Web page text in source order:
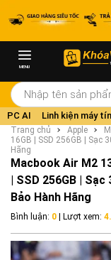
MENU
PC AI Linh kiện máy
Trang chủ Apple
16GB | SSD 256GB | Sạc
Hãng
Macbook Air M2
| SSD 256GB | Sạc
Bảo Hành Hãng
Bình luận: 0 | Lượt xem: